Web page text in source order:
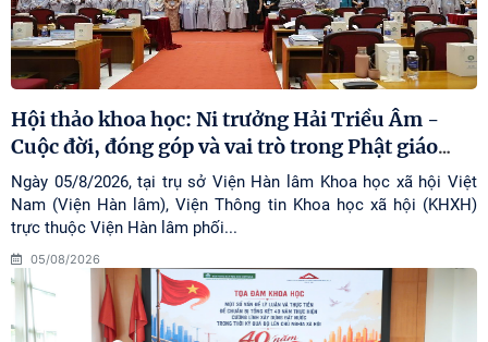
Hội thảo khoa học: Ni trưởng Hải Triều Âm -
Cuộc đời, đóng góp và vai trò trong Phật giáo…
Ngày 05/8/2026, tại trụ sở Viện Hàn lâm Khoa học xã hội Việt
Nam (Viện Hàn lâm), Viện Thông tin Khoa học xã hội (KHXH)
trực thuộc Viện Hàn lâm phối...
05/08/2026